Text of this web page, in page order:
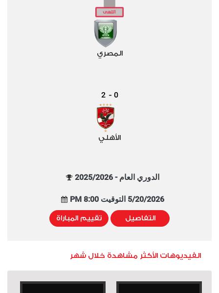
المصري
0
-
2
الأهلي
الدوري العام - 2025/2026
5/20/2026 التوقيت 8:00 PM
التفاصيل تقييم المباراة
الفيديوهات الأكثر مشاهدة خلال شهر